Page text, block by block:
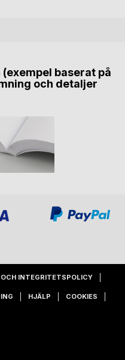
baserat på
och detaljer
INTEGRITETSPOLICY
HJÄLP COOKIES